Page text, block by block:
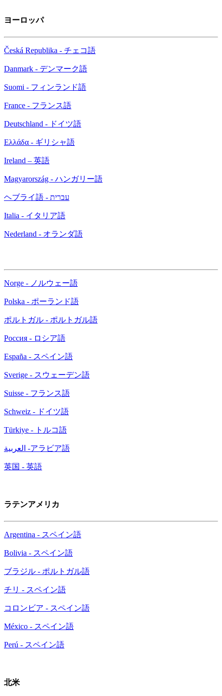
ヨーロッパ
Česká Republika - チェコ語
Danmark - デンマーク語
Suomi - フィンランド語
France - フランス語
Deutschland - ドイツ語
Ελλάδα - ギリシャ語
Ireland – 英語
Magyarország - ハンガリー語
ヘブライ語 - עברית
Italia - イタリア語
Nederland - オランダ語
Norge - ノルウェー語
Polska - ポーランド語
ポルトガル - ポルトガル語
Россия - ロシア語
España - スペイン語
Sverige - スウェーデン語
Suisse - フランス語
Schweiz - ドイツ語
Türkiye - トルコ語
العربية -アラビア語
英国 - 英語
ラテンアメリカ
Argentina - スペイン語
Bolivia - スペイン語
ブラジル - ポルトガル語
チリ - スペイン語
コロンビア - スペイン語
México - スペイン語
Perú - スペイン語
北米